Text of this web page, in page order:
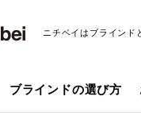
ニチベイはブラインド
ブラインドの選び方